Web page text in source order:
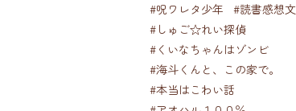
#呪ワレタ少年
#読書感想文
#しゅご☆れい探偵
#くいなちゃんはゾンビ
#海斗くんと、この家で。
#本当はこわい話